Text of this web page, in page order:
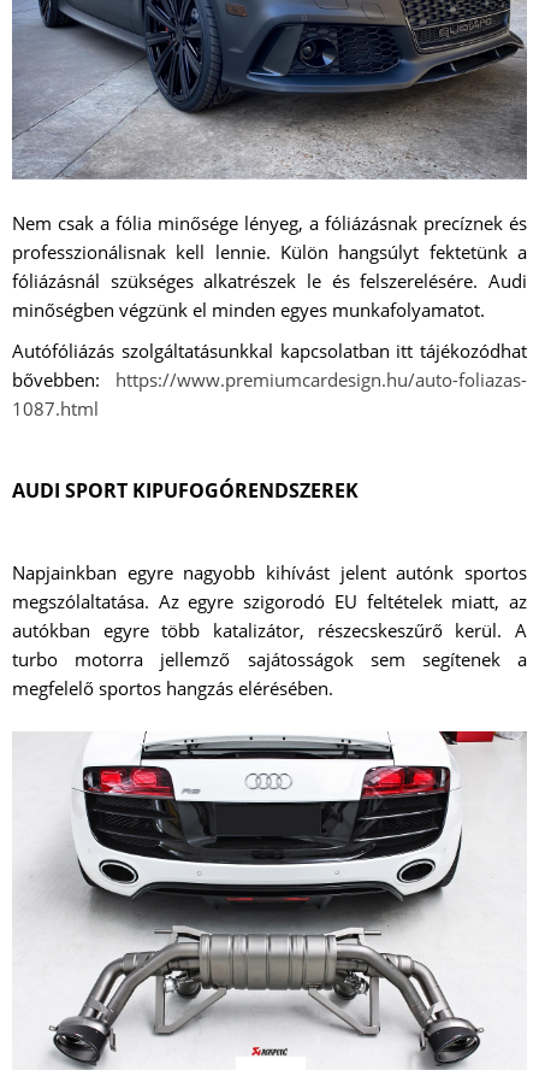
Nem csak a fólia minősége lényeg, a fóliázásnak precíznek és
professzionálisnak kell lennie. Külön hangsúlyt fektetünk a
fóliázásnál szükséges alkatrészek le és felszerelésére. Audi
minőségben végzünk el minden egyes munkafolyamatot.
Autófóliázás szolgáltatásunkkal kapcsolatban itt tájékozódhat
bővebben: https://www.premiumcardesign.hu/auto-foliazas-
1087.html
AUDI SPORT KIPUFOGÓRENDSZEREK
Napjainkban egyre nagyobb kihívást jelent autónk sportos
megszólaltatása. Az egyre szigorodó EU feltételek miatt, az
autókban egyre több katalizátor, részecskeszűrő kerül. A
turbo motorra jellemző sajátosságok sem segítenek a
megfelelő sportos hangzás elérésében.